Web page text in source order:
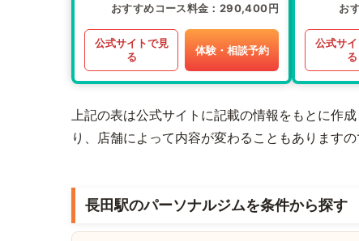
おすすめコース料金 290,400円
公式サイトで見
る
体験・相談予約
お
公式サ
る
上記の表は公式サイトに記載の情報をもとに作
り、店舗によって内容が変わることもあります
長田駅のパーソナルジムを条件から探す